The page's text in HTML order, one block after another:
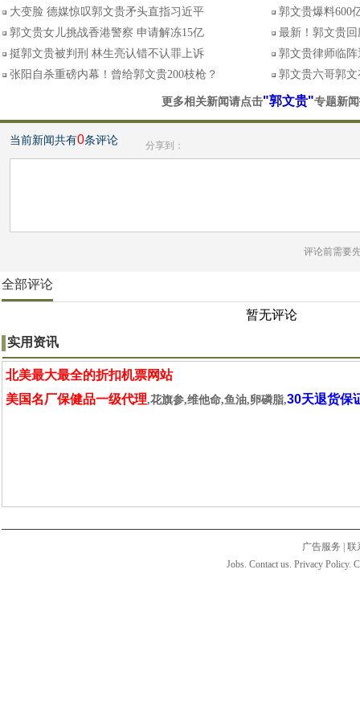
大变脸 德媒惊叹郭文贵矛头直指习近平
郭文贵爆料600
郭文贵女儿挑战香港警察 申请解冻15亿
最新！郭文贵
挺郭文贵被判刑 林生亮认错不认罪上诉
郭文贵律师临
张阳自杀重磅内幕！曾给郭文贵200枝枪？
郭文贵六哥郭
更多相关新闻请点击"郭文贵"专题新
当前新闻共有0条评论 分享到：
评论前需要
全部评论
暂无评论
实用资讯
北美最大最全的折扣机票网站
美国名厂保健品一级代理,花旗参,维他命,鱼油,卵磷脂,30天退货保
广告服务
联
Jobs. Contact us. Privacy Policy.